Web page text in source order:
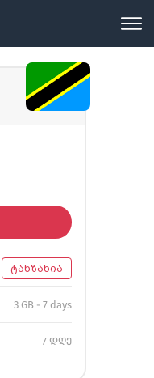
ტანზანია
3 GB - 7 days
7 დღე